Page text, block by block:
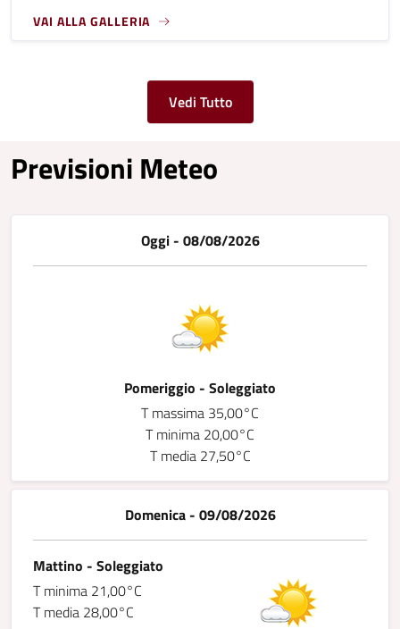
VAI ALLA GALLERIA
Vedi Tutto
Previsioni Meteo
Oggi - 08/08/2026
Pomeriggio - Soleggiato
T massima 35,00°C
T minima 20,00°C
T media 27,50°C
Domenica - 09/08/2026
Mattino - Soleggiato
T minima 21,00°C
T media 28,00°C